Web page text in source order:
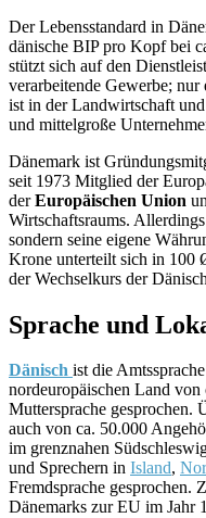
Der Lebensstandard in
dänische BIP pro Kopf bei
stützt sich auf den
verarbeitende Gewerbe;
ist in der Landwirtschaft
und mittelgroße
Dänemark ist
seit 1973 Mitglied der
derEuropäischen Union
Wirtschaftsraums.
sondern seine eigene
Krone unterteilt sich in 100
der Wechselkurs der
Sprache und
Dänisch ist die
nordeuropäischen Land
Muttersprache gesprochen.
auch von ca. 50.000
im grenznahen
und Sprechern in Island,
Fremdsprache gesprochen.
Dänemarks zur EU im Jahr